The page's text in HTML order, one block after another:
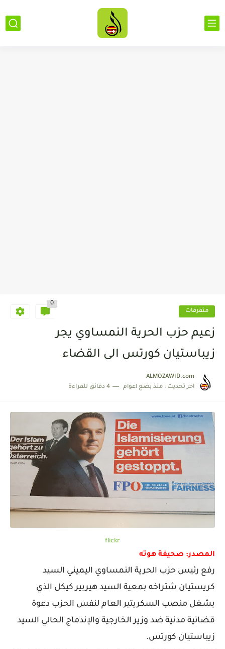
متفرقات
0
زعيم حزب الحرية النمساوي يجر
زيباستيان كورتس الى القضاء
ALMOZAWID.com
اخر تحديث : منذ بضع اعوام 4 دقائق للقراءة
flickr
المصدر: صحيفة هوته
رفع رئيس حزب الحرية النمساوي اليميني السيد
كريستيان شتراخه بمعية السيد هيربير كيكل الذي
يشغل منصب السكريتير العام لنفس الحزب دعوة
قضائية مدنية ضد وزير الخارجية والإندماج الحالي السيد
زيباستيان كورتس.